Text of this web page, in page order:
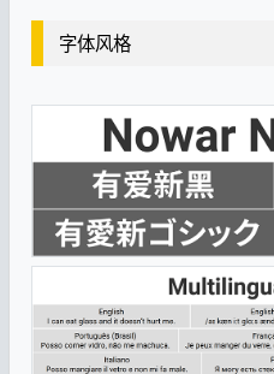
字体风格